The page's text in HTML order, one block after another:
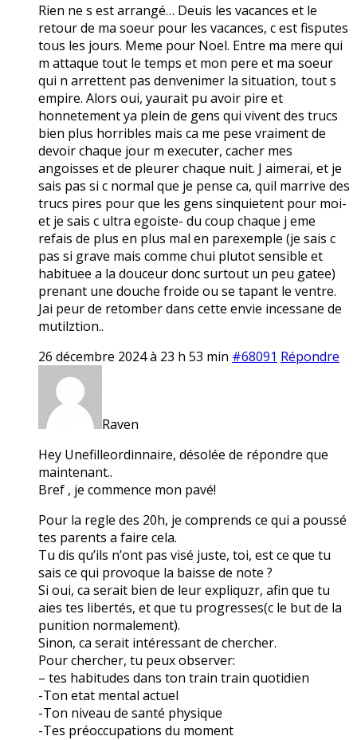
Rien ne s est arrangé… Deuis les vacances et le
retour de ma soeur pour les vacances, c est fisputes
tous les jours. Meme pour Noel. Entre ma mere qui
m attaque tout le temps et mon pere et ma soeur
qui n arrettent pas denvenimer la situation, tout s
empire. Alors oui, yaurait pu avoir pire et
honnetement ya plein de gens qui vivent des trucs
bien plus horribles mais ca me pese vraiment de
devoir chaque jour m executer, cacher mes
angoisses et de pleurer chaque nuit. J aimerai, et je
sais pas si c normal que je pense ca, quil marrive des
trucs pires pour que les gens sinquietent pour moi-
et je sais c ultra egoiste- du coup chaque j eme
refais de plus en plus mal en parexemple (je sais c
pas si grave mais comme chui plutot sensible et
habituee a la douceur donc surtout un peu gatee)
prenant une douche froide ou se tapant le ventre.
Jai peur de retomber dans cette envie incessane de
mutilztion..
26 décembre 2024 à 23 h 53 min #68091 Répondre
Raven
Hey Unefilleordinnaire, désolée de répondre que
maintenant..
Bref , je commence mon pavé!
Pour la regle des 20h, je comprends ce qui a poussé
tes parents a faire cela.
Tu dis qu’ils n’ont pas visé juste, toi, est ce que tu
sais ce qui provoque la baisse de note ?
Si oui, ca serait bien de leur expliquzr, afin que tu
aies tes libertés, et que tu progresses(c le but de la
punition normalement).
Sinon, ca serait intéressant de chercher.
Pour chercher, tu peux observer:
– tes habitudes dans ton train train quotidien
-Ton etat mental actuel
-Ton niveau de santé physique
-Tes préoccupations du moment